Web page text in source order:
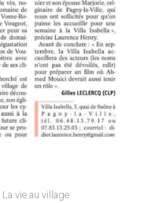
La vie au village